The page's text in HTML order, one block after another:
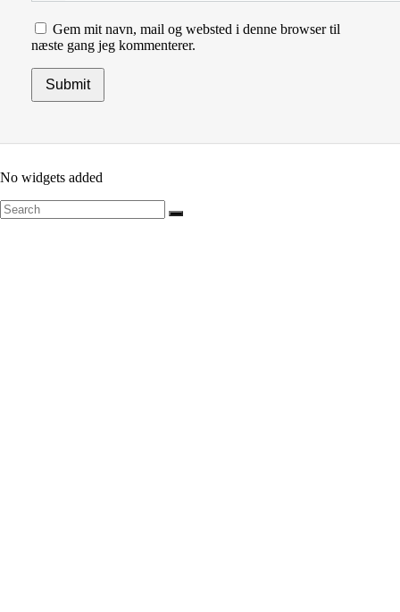
Gem mit navn, mail og websted i denne browser til
næste gang jeg kommenterer.
No widgets added